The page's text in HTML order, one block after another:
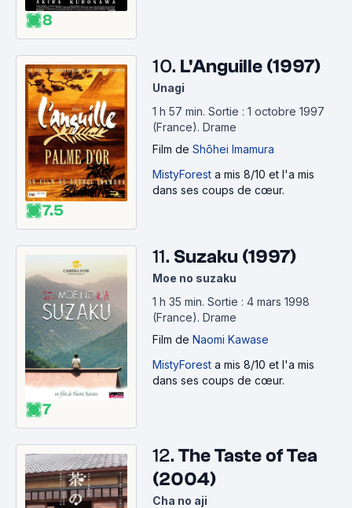
8
7.5
10. L'Anguille (1997)
Unagi
1 h 57 min. Sortie : 1 octobre 1997
(France). Drame
Film de Shôhei Imamura
MistyForest a mis 8/10 et l'a mis
dans ses coups de cœur.
7
11. Suzaku (1997)
Moe no suzaku
1 h 35 min. Sortie : 4 mars 1998
(France). Drame
Film de Naomi Kawase
MistyForest a mis 8/10 et l'a mis
dans ses coups de cœur.
12. The Taste of Tea
(2004)
Cha no aji